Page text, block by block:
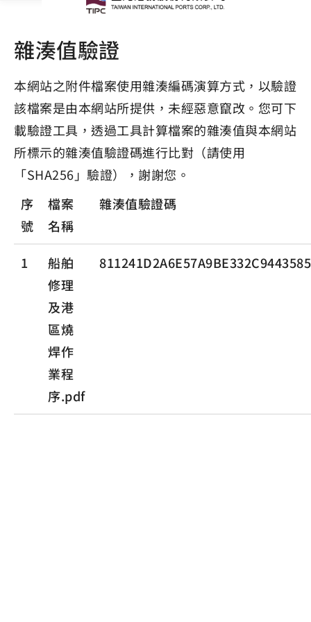
雜湊值驗證
本網站之附件檔案使用雜湊編碼演算方式，以驗證
該檔案是由本網站所提供，未經惡意竄改。您可下
載驗證工具，透過工具計算檔案的雜湊值與本網站
所標示的雜湊值驗證碼進行比對（請使用
「SHA256」驗證），謝謝您。
序
號
檔案
名稱
雜湊值驗證碼
1
船舶
修理
及港
區燒
焊作
業程
序.pdf